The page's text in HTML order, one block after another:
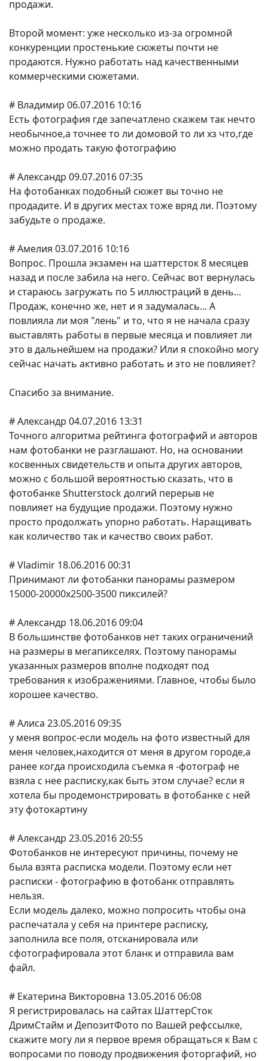
продажи.
Второй момент: уже несколько из-за огромной
конкуренции простенькие сюжеты почти не
продаются. Нужно работать над качественными
коммерческими сюжетами.
# Владимир 06.07.2016 10:16
Есть фотография где запечатлено скажем так нечто
необычное,а точнее то ли домовой то ли хз что,где
можно продать такую фотографию
# Александр 09.07.2016 07:35
На фотобанках подобный сюжет вы точно не
продадите. И в других местах тоже вряд ли. Поэтому
забудьте о продаже.
# Амелия 03.07.2016 10:16
Вопрос. Прошла экзамен на шаттерсток 8 месяцев
назад и после забила на него. Сейчас вот вернулась
и стараюсь загружать по 5 иллюстраций в день...
Продаж, конечно же, нет и я задумалась... А
повлияла ли моя "лень" и то, что я не начала сразу
выставлять работы в первые месяца и повлияет ли
это в дальнейшем на продажи? Или я спокойно могу
сейчас начать активно работать и это не повлияет?
Спасибо за внимание.
# Александр 04.07.2016 13:31
Точного алгоритма рейтинга фотографий и авторов
нам фотобанки не разглашают. Но, на основании
косвенных свидетельств и опыта других авторов,
можно с большой вероятностью сказать, что в
фотобанке Shutterstock долгий перерыв не
повлияет на будущие продажи. Поэтому нужно
просто продолжать упорно работать. Наращивать
как количество так и качество своих работ.
# Vladimir 18.06.2016 00:31
Принимают ли фотобанки панорамы размером
15000-20000х2500-3500 пиксилей?
# Александр 18.06.2016 09:04
В большинстве фотобанков нет таких ограничений
на размеры в мегапикселях. Поэтому панорамы
указанных размеров вполне подходят под
требования к изображениями. Главное, чтобы было
хорошее качество.
# Алиса 23.05.2016 09:35
у меня вопрос-если модель на фото известный для
меня человек,находится от меня в другом городе,а
ранее когда происходила съемка я -фотограф не
взяла с нее расписку,как быть этом случае? если я
хотела бы продемонстрировать в фотобанке с ней
эту фотокартину
# Александр 23.05.2016 20:55
Фотобанков не интересуют причины, почему не
была взята расписка модели. Поэтому если нет
расписки - фотографию в фотобанк отправлять
нельзя.
Если модель далеко, можно попросить чтобы она
распечатала у себя на принтере расписку,
заполнила все поля, отсканировала или
сфотографировала этот бланк и отправила вам
файл.
# Екатерина Викторовна 13.05.2016 06:08
Я регистрировалась на сайтах ШаттерСток
ДримСтайм и ДепозитФото по Вашей рефссылке,
скажите могу ли я первое время обращаться к Вам с
вопросами по поводу продвижения фоторгафий, но